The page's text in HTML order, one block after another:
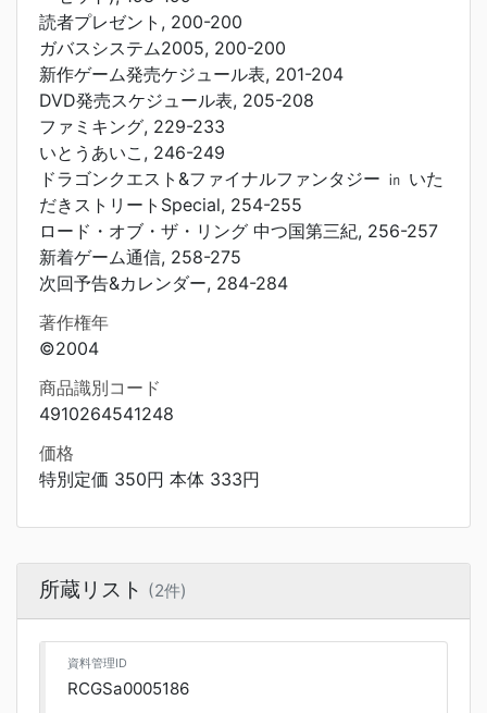
読者プレゼント, 200-200
ガバスシステム2005, 200-200
新作ゲーム発売ケジュール表, 201-204
DVD発売スケジュール表, 205-208
ファミキング, 229-233
いとうあいこ, 246-249
ドラゴンクエスト&ファイナルファンタジー ㏌ いた
だきストリートSpecial, 254-255
ロード・オブ・ザ・リング 中つ国第三紀, 256-257
新着ゲーム通信, 258-275
次回予告&カレンダー, 284-284
著作権年
©2004
商品識別コード
4910264541248
価格
特別定価 350円 本体 333円
所蔵リスト (2件)
資料管理ID
RCGSa0005186